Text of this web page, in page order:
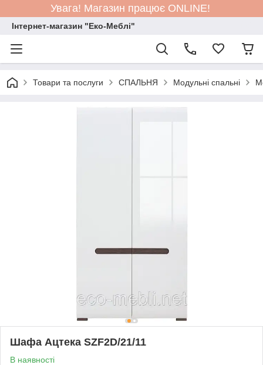
Увага! Магазин працює ONLINE!
Інтернет-магазин "Еко-Меблі"
Товари та послуги СПАЛЬНЯ Модульні спальні
Шафа Ацтека SZF2D/21/11
В наявності